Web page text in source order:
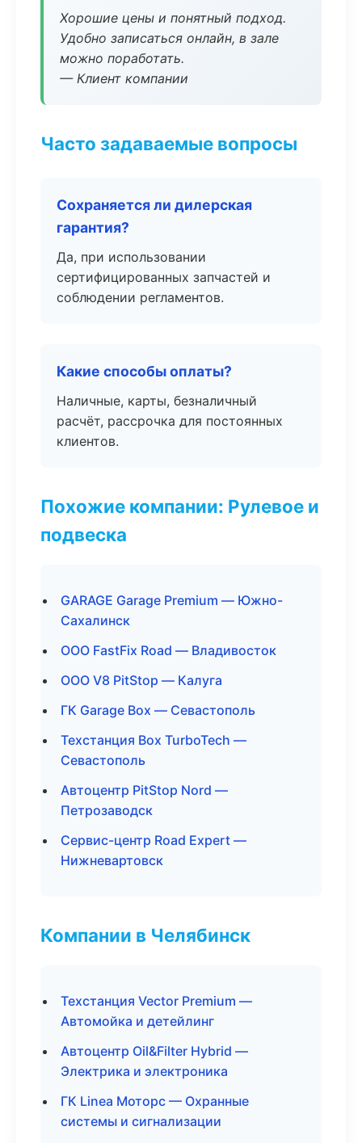
Хорошие цены и понятный подход.
Удобно записаться онлайн, в зале
можно поработать.
— Клиент компании
Часто задаваемые вопросы
Сохраняется ли дилерская
гарантия?
Да, при использовании
сертифицированных запчастей и
соблюдении регламентов.
Какие способы оплаты?
Наличные, карты, безналичный
расчёт, рассрочка для постоянных
клиентов.
Похожие компании: Рулевое и
подвеска
GARAGE Garage Premium — Южно-
Сахалинск
ООО FastFix Road — Владивосток
ООО V8 PitStop — Калуга
ГК Garage Box — Севастополь
Техстанция Box TurboTech —
Севастополь
Автоцентр PitStop Nord —
Петрозаводск
Сервис-центр Road Expert —
Нижневартовск
Компании в Челябинск
Техстанция Vector Premium —
Автомойка и детейлинг
Автоцентр Oil&Filter Hybrid —
Электрика и электроника
ГК Linea Моторс — Охранные
системы и сигнализации